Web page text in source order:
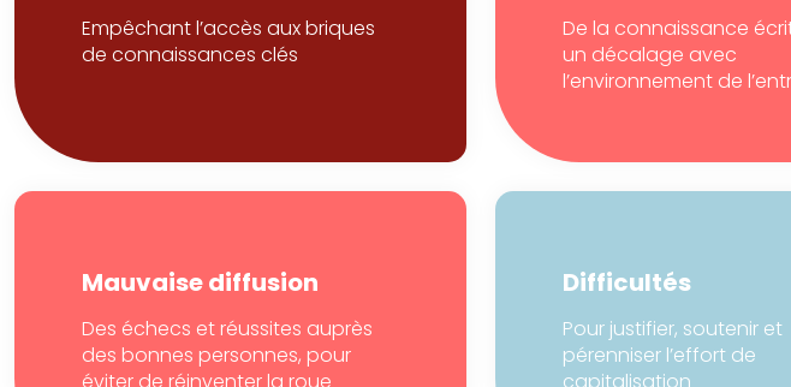
Empêchant l’accès aux briques
de connaissances clés
De la connaissance
un décalage avec
l’environnement de
Mauvaise diffusion
Des échecs et réussites auprès
des bonnes personnes, pour
Difficultés
Pour justifier, soutenir et
pérenniser l’effort de